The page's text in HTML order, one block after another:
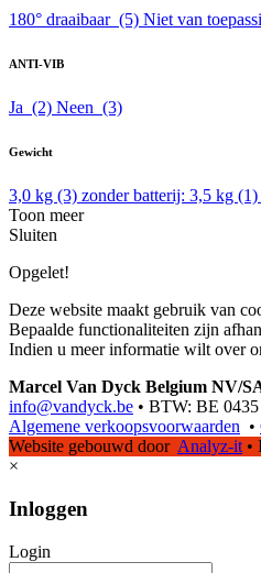
180° draaibaar (5) Niet van
ANTI-VIB
Ja (2) Neen (3)
Gewicht
3,0 kg (3) zonder batterij: 3,5 kg (1)
Toon meer
Sluiten
Opgelet!
Deze website maakt gebruik van
Bepaalde functionaliteiten zijn
Indien u meer informatie wilt over
Marcel Van Dyck Belgium NV/
info@vandyck.be • BTW: BE
Algemene verkoopsvoorwaarden •
Website gebouwd door Analyz-it •
×
Inloggen
Login